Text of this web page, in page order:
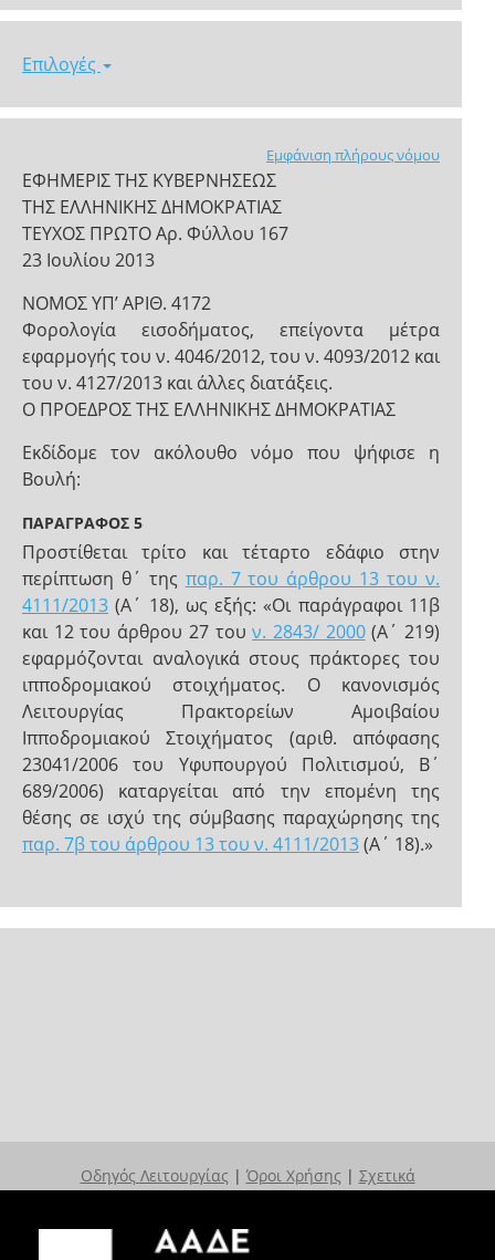
Επιλογές
Εμφάνιση πλήρους νόμου
ΕΦΗΜΕΡΙΣ ΤΗΣ ΚΥΒΕΡΝΗΣΕΩΣ
ΤΗΣ ΕΛΛΗΝΙΚΗΣ ΔΗΜΟΚΡΑΤΙΑΣ
ΤΕΥΧΟΣ ΠΡΩΤΟ Αρ. Φύλλου 167
23 Ιουλίου 2013
ΝΟΜΟΣ ΥΠ’ ΑΡΙΘ. 4172
Φορολογία εισοδήματος, επείγοντα μέτρα
εφαρμογής του ν. 4046/2012, του ν. 4093/2012 και
του ν. 4127/2013 και άλλες διατάξεις.
Ο ΠΡΟΕΔΡΟΣ ΤΗΣ ΕΛΛΗΝΙΚΗΣ ΔΗΜΟΚΡΑΤΙΑΣ
Εκδίδομε τον ακόλουθο νόμο που ψήφισε η
Βουλή:
ΠΑΡΑΓΡΑΦΟΣ 5
Προστίθεται τρίτο και τέταρτο εδάφιο στην
περίπτωση θ΄ της παρ. 7 του άρθρου 13 του ν.
4111/2013 (Α΄ 18), ως εξής: «Οι παράγραφοι 11β
και 12 του άρθρου 27 τουν. 2843/ 2000(Α΄ 219)
εφαρμόζονται αναλογικά στους πράκτορες του
ιπποδρομιακού στοιχήματος. Ο κανονισμός
Λειτουργίας Πρακτορείων Αμοιβαίου
Ιπποδρομιακού Στοιχήματος (αριθ. απόφασης
23041/2006 του Υφυπουργού Πολιτισμού, Β΄
689/2006) καταργείται από την επομένη της
θέσης σε ισχύ της σύμβασης παραχώρησης της
παρ. 7β του άρθρου 13 του ν. 4111/2013(Α΄ 18).»
Οδηγός Λειτουργίας | Όροι Χρήσης | Σχετικά